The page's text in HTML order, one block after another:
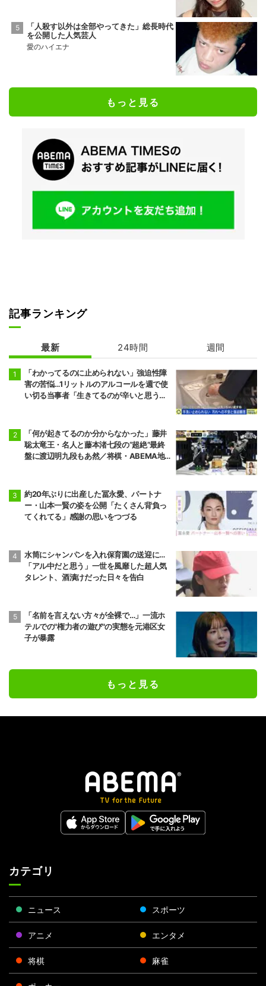
「人殺す以外は全部やってきた」総長時代
を公開した人気芸人
愛のハイエナ
もっと見る
記事ランキング
最新 24時間 週間
「わかってるのに止められない」強迫性障
害の苦悩…1リットルのアルコールを週で使
い切る当事者「生きてるのが辛いと思うこ
「何が起きてるのか分からなかった」藤井
聡太竜王・名人と藤本渚七段の“超絶”最終
盤に渡辺明九段もあ然／将棋・ABEMA地
約20年ぶりに出産した冨永愛、パートナ
ー・山本一賢の姿を公開「たくさん背負っ
てくれてる」感謝の思いをつづる
水筒にシャンパンを入れ保育園の送迎に…
「アル中だと思う」一世を風靡した超人気
タレント、酒漬けだった日々を告白
「名前を言えない方々が全裸で…」一流ホ
テルでの"権力者の遊び"の実態を元港区女
子が暴露
もっと見る
カテゴリ
ニュース スポーツ
アニメ エンタメ
将棋 麻雀